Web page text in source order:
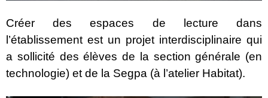
Créer des espaces de lecture dans
l’établissement est un projet interdisciplinaire qui
a sollicité des élèves de la section générale (en
technologie) et de la Segpa (à l’atelier Habitat).